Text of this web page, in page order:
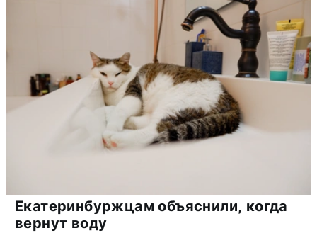
Екатеринбуржцам объяснили, когда
вернут воду